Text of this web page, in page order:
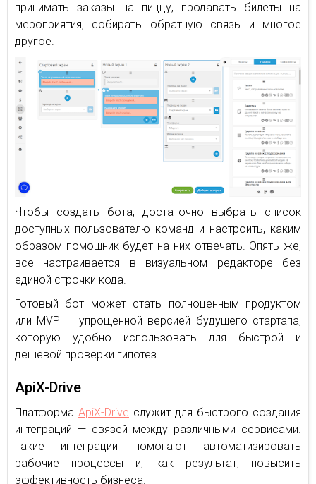
принимать заказы на пиццу, продавать билеты на
мероприятия, собирать обратную связь и многое
другое.
Чтобы создать бота, достаточно выбрать список
доступных пользователю команд и настроить, каким
образом помощник будет на них отвечать. Опять же,
все настраивается в визуальном редакторе без
единой строчки кода.
Готовый бот может стать полноценным продуктом
или MVP — упрощенной версией будущего стартапа,
которую удобно использовать для быстрой и
дешевой проверки гипотез.
ApiX-Drive
Платформа ApiX-Drive служит для быстрого создания
интеграций — связей между различными сервисами.
Такие интеграции помогают автоматизировать
рабочие процессы и, как результат, повысить
эффективность бизнеса.